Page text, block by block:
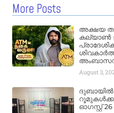
More Posts
അക്ഷയ
കല്യാണ്‍
August 3,
ദുബായിൽ
ഓഗസ്റ്റ്